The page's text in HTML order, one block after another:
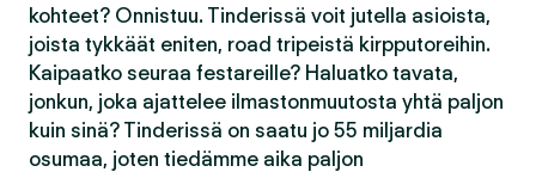
kohteet? Onnistuu. Tinderissä voit jutella asioista,
joista tykkäät eniten, road tripeistä kirpputoreihin.
Kaipaatko seuraa festareille? Haluatko tavata,
jonkun, joka ajattelee ilmastonmuutosta yhtä paljon
kuin sinä? Tinderissä on saatu jo 55 miljardia
osumaa, joten tiedämme aika paljon